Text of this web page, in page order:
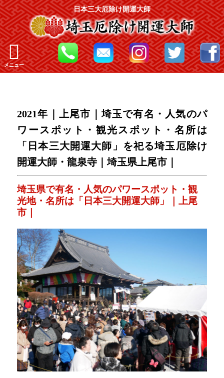
日本三大厄除け開運大師
メニュー
2021年｜上尾市｜埼玉で有名・人気のパ
ワースポット・観光スポット・名所は
「日本三大開運大師」を祀る埼玉厄除け
開運大師・龍泉寺｜埼玉県上尾市｜
埼玉県で有名・人気のパワースポット・観
光地・名所は「日本三大開運大師」｜上尾
市｜